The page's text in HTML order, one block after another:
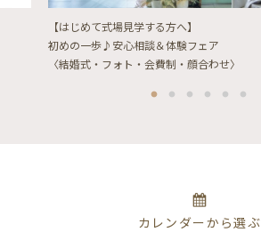
【はじめて式場見学する方へ】
初めの一歩♪安心相談＆体験フェア
〈結婚式・フォト・会費制・顔合わせ〉
カレンダーから選ぶ